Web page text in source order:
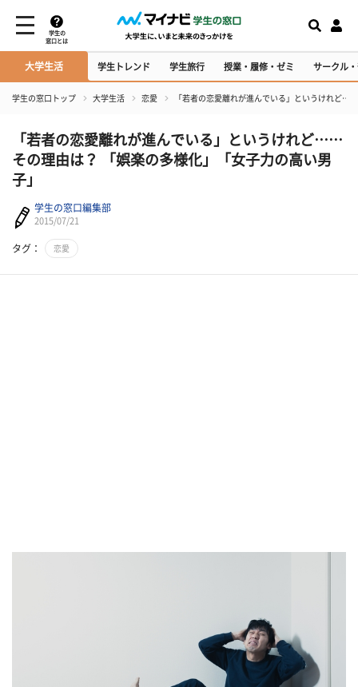
学生の
窓口とは
大学生活 学生トレンド 学生旅行 授業・履修・ゼミ サークル
学生の窓口トップ 大学生活 恋愛 「若者の恋愛離れが進んでいる」というけれど
「若者の恋愛離れが進んでいる」というけれど……
その理由は？ 「娯楽の多様化」「女子力の高い男
子」
学生の窓口編集部
2015/07/21
タグ： 恋愛